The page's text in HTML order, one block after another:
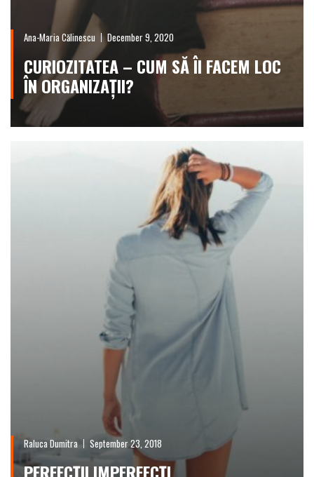
Ana-Maria Călinescu December 9, 2020
CURIOZITATEA – CUM SĂ ÎI FACEM LOC
ÎN ORGANIZAȚII?
Raluca Dumitra September 23, 2018